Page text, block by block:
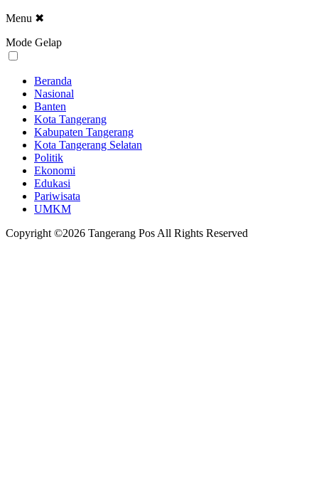
Menu ✖
Mode Gelap
Beranda
Nasional
Banten
Kota Tangerang
Kabupaten Tangerang
Kota Tangerang Selatan
Politik
Ekonomi
Edukasi
Pariwisata
UMKM
Copyright ©2026 Tangerang Pos All Rights Reserved